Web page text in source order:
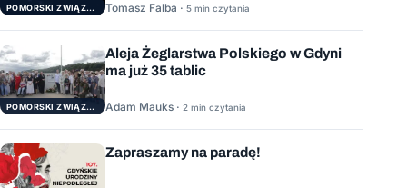
POMORSKI ZWIĄZEK ŻEGLARSKI Tomasz Falba · 5 min czytania
POMORSKI ZWIĄZEK ŻEGLARSKI
Aleja Żeglarstwa Polskiego w Gdyni
ma już 35 tablic
Adam Mauks · 2 min czytania
Zapraszamy na paradę!